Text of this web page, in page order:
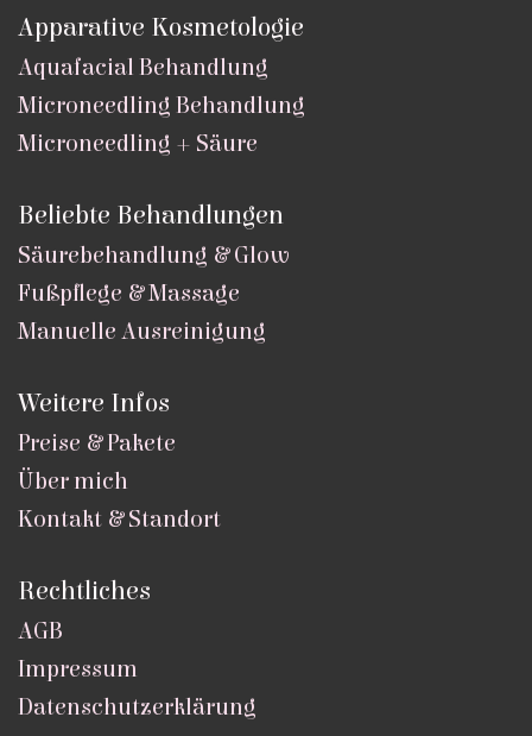
Apparative Kosmetologie
Aquafacial Behandlung
Microneedling Behandlung
Microneedling + Säure
Beliebte Behandlungen
Säurebehandlung & Glow
Fußpflege & Massage
Manuelle Ausreinigung
Weitere Infos
Preise & Pakete
Über mich
Kontakt & Standort
Rechtliches
AGB
Impressum
Datenschutzerklärung